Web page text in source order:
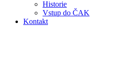
Historie
Vstup do ČAK
Kontakt